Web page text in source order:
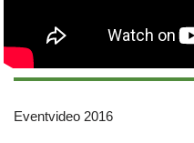
Eventvideo 2016